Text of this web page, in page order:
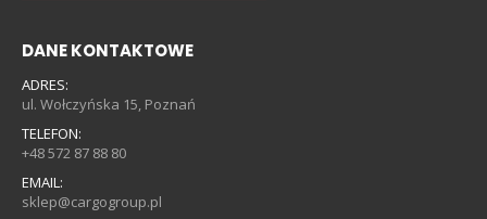
DANE KONTAKTOWE
ADRES:
ul. Wołczyńska 15, Poznań
TELEFON:
+48 572 87 88 80
EMAIL:
sklep@cargogroup.pl